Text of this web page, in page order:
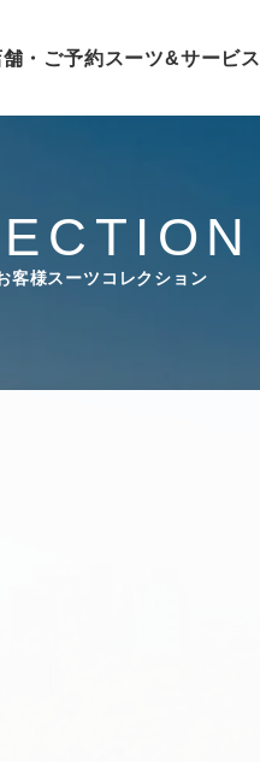
舗・ご予約スーツ&サービス
客様スーツコレクション